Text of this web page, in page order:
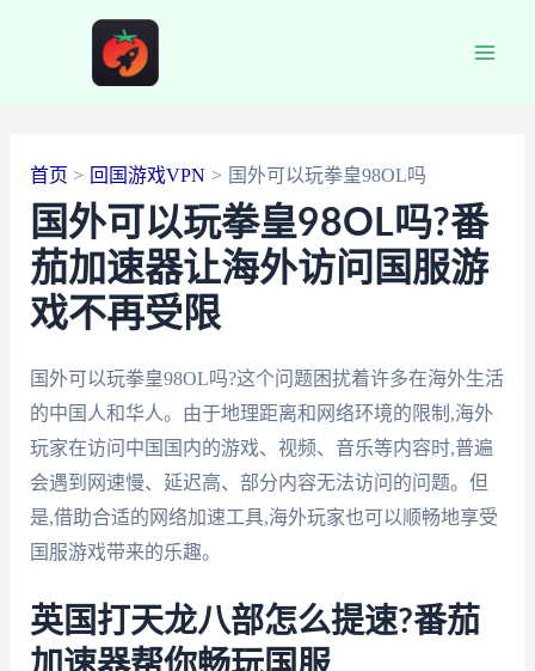
首页 回国游戏VPN 国外可以玩拳皇98OL吗
国外可以玩拳皇98OL吗?番
茄加速器让海外访问国服游
戏不再受限
国外可以玩拳皇98OL吗?这个问题困扰着许多在海外生活
的中国人和华人。由于地理距离和网络环境的限制,海外
玩家在访问中国国内的游戏、视频、音乐等内容时,普遍
会遇到网速慢、延迟高、部分内容无法访问的问题。但
是,借助合适的网络加速工具,海外玩家也可以顺畅地享受
国服游戏带来的乐趣。
英国打天龙八部怎么提速?番茄